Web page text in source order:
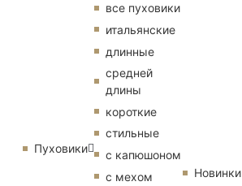
Пуховики
все пуховики
итальянские
длинные
средней
длины
короткие
стильные
с капюшоном
с мехом
Новинки